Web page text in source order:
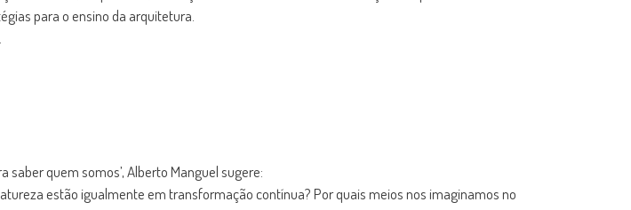
para o ensino da arquitetura.
saber quem somos’, Alberto Manguel sugere:
estão igualmente em transformação contínua? Por quais meios nos imaginamos no